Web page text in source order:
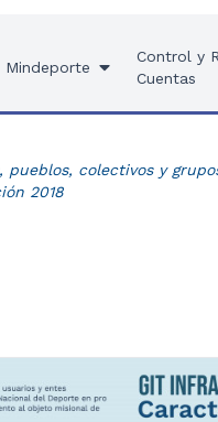
Mindeporte
Control y
Cuentas
colectivos y
2018